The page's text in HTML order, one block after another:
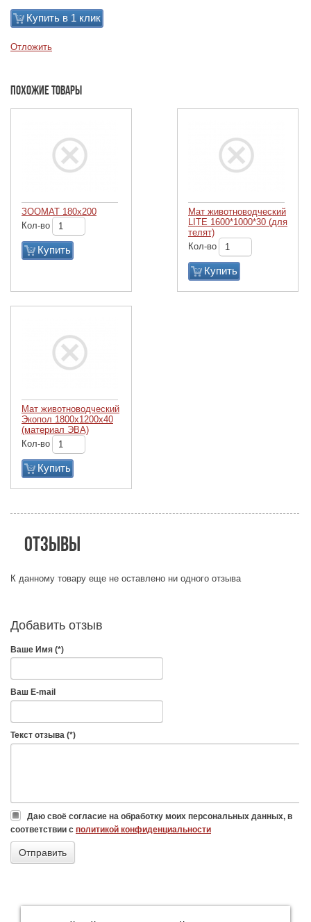
Купить в 1 клик
Отложить
Похожие товары
ЗООМАТ 180х200
Кол-во
Купить
Мат животноводческий
LITE 1600*1000*30 (для
телят)
Кол-во
Купить
Мат животноводческий
Экопол 1800х1200х40
(материал ЭВА)
Кол-во
Купить
Отзывы
К данному товару еще не оставлено ни одного отзыва
Добавить отзыв
Ваше Имя (*)
Ваш E-mail
Текст отзыва (*)
Даю своё согласие на обработку моих персональных данных, в
соответствии с политикой конфиденциальности